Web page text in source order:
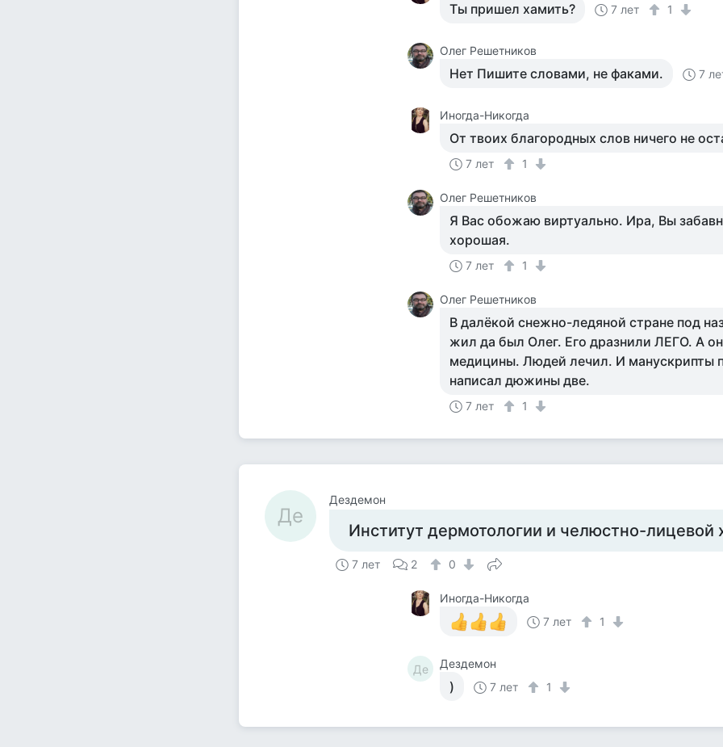
Ты пришел хамить? 7 лет 1
Олег Решетников
Нет Пишите словами, не факами. 7
Иногда-Никогда
От твоих благородных слов ничего не
7 лет 1
Олег Решетников
Я Вас обожаю виртуально. Ира, Вы
хорошая.
7 лет 1
Олег Решетников
В далёкой снежно-ледяной стране под
жил да был Олег. Его дразнили ЛЕГО. А
медицины. Людей лечил. И манускрипты
написал дюжины две.
7 лет 1
Де
Дездемон
Институт дермотологии и челюстно-лицевой
7 лет 2 0
Иногда-Никогда
7 лет
1
Де Дездемон
) 7 лет 1